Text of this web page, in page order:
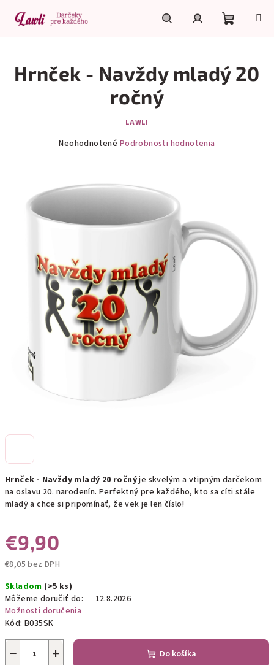
obsah
košík
Hrnček - Navždy mladý 20 ročnýje skvelým a vtipným darčekom
na oslavu 20. narodenín. Perfektný pre každého, kto sa cíti stále
mladý a chce si pripomínať, že vek je len číslo!
€9,90
€8,05 bez DPH
cena:
Skladom (>5 ks)
Môžeme doručiť do:
12.8.2026
Možnosti doručenia
Kód: B035SK
+
− Do košíka
Hrnček - Navždy mladý 20
ročný
LAWLI
Neohodnotené Podrobnosti hodnotenia